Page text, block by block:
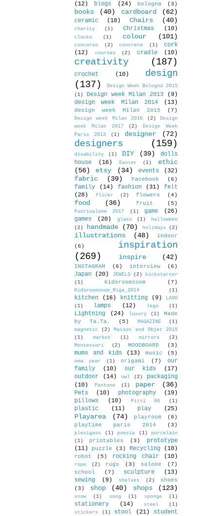
(12)
blogs (24) bologna (3)
books (40) cardboard (62)
ceramic (18) Chairs (40)
charity (1) Christmas (10)
clocks (1) colour (101)
concorso (2) concrete (1)
cork
(12)
courses (2) cradle (10)
creativity (187)
crochet (10)
design
(137)
Design Week Bologna 2015
(1)
Design week Milan 2013
(9)
design week Milan 2014
(13)
design week Milan 2015 (7)
Design week Milan 2016 (2)
Design
week Milan 2017
(2)
Design Week
Paris 2013
(1) designer (72)
designers (159)
disability (1) DIY (39)
dolls
house
(16) Easter (1)
ethic
(56)
etsy (34) events (32)
fabric (39) Facebook (6)
family (14) fashion (31)
felt
(28)
flickr (2) flowers (4)
food (36) fruit (5)
Fuorisalone 2017 (1) game
(26)
games
(20) glass (1)
halloween
(2)
handmade (70) holidays (2)
illustrations (48)
indoor
(6)
inspiration
(269)
inspire (42)
INSTAGRAM (6) interview (6)
Japan (20) JEWELS (2)
kickstarter
(1)
kidsroomzoom (7)
Kidsroomzoom_Riga_2014 (1)
kitchen (16) knitting (9)
LAGO
(1)
lamps (12) lego (1)
Lightning (24) luxury (1)
Made
by Ta.Ta.
(5) MAGAZINE
(1)
magnetic
(2)
Maison and Objet 2015
(1)
market (1) mirrors
(2)
Montessori
(2) MOODBOARD (3)
mums and kids (13) music (5)
new year (1) origami (7)
our
family
(10) our kids
(17)
outdoor
(14) owl (2)
packaging
(10)
Pantone (1) paper (36)
Pets (10) photography
(19)
pillows
(10) Pitti 86 (1)
plastic (11) play (25)
Playarea (74) playroom
(8)
playtime paris 2014
(3)
plexigass (1) poesia (1)
porcelain
(1)
printables (3)
prototype
(11)
puzzle (3) Recycling (10)
robot (5) rocking chair (10)
rope (2) rugs (3) salone
(7)
school
(7) sculpture
(13)
sewing
(9) shelves (2)
shoes
(3)
shop (40) shops (123)
snow (1) song (1) sponge (1)
stationery (14) steel
(1)
stickers
(1) stool (21)
student